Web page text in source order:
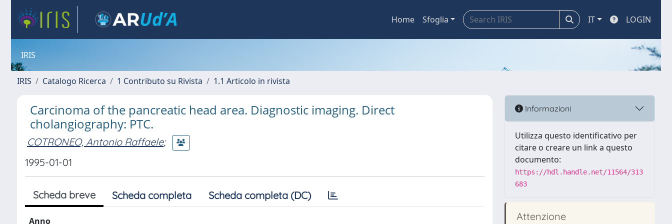
Home Sfoglia IT LOGIN
IRIS
IRIS Catalogo Ricerca 1 Contributo su Rivista 1.1 Articolo in rivista
Carcinoma of the pancreatic head area. Diagnostic imaging. Direct
cholangiography: PTC.
COTRONEO, Antonio Raffaele;
1995-01-01
Scheda breve Scheda completa Scheda completa (DC)
Anno
Informazioni
Utilizza questo identificativo per
citare o creare un link a questo
documento:
https://hdl.handle.net/11564/313
683
Attenzione